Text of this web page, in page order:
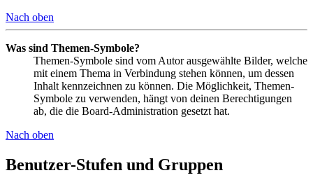
Nach oben
Was sind Themen-Symbole?
Themen-Symbole sind vom Autor ausgewählte Bilder, welche
mit einem Thema in Verbindung stehen können, um dessen
Inhalt kennzeichnen zu können. Die Möglichkeit, Themen-
Symbole zu verwenden, hängt von deinen Berechtigungen
ab, die die Board-Administration gesetzt hat.
Nach oben
Benutzer-Stufen und Gruppen